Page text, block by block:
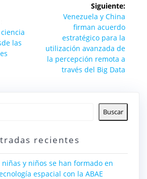
las
Siguiente:
Siguiente
entrada:
Venezuela y China
firman acuerdo
estratégico para la
utilización avanzada de
la percepción remota a
través del Big Data
Buscar
recientes
niñas y niños se han formado en
espacial con la ABAE